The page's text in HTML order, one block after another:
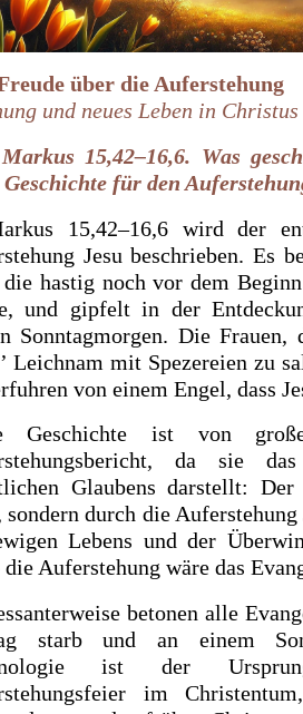
über die Auferstehung
und neues Leben in Christus
Markus 15,42–16,6. Was
Geschichte für den
15,42–16,6 wird der
Jesu beschrieben. Es
die hastig noch vor dem
und gipfelt in der
Sonntagmorgen. Die Frauen,
Leichnam mit Spezereien zu
von einem Engel, dass
Geschichte ist von
da sie
Glaubens darstellt:
sondern durch die Auferstehung
Lebens und der
die Auferstehung wäre das
betonen alle
starb und an einem
ist der
im